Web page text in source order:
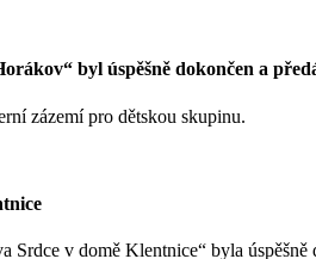
byl úspěšně dokončen a
zázemí pro dětskou skupinu.
Srdce v domě Klentnice“ byla